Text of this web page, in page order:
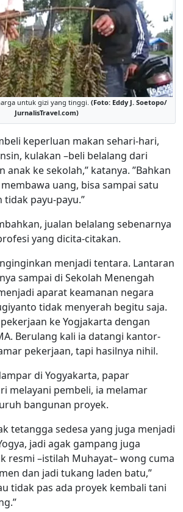
untuk gizi yang tinggi. (Foto: Eddy J. Soetopo/
JurnalisTravel.com)
keperluan makan sehari-hari,
kulakan –beli belalang dari
anak ke sekolah,” katanya. ”Bahkan
uang, bisa sampai satu
payu-payu.”
jualan belalang sebenarnya
yang dicita-citakan.
menjadi tentara. Lantaran
sampai di Sekolah Menengah
aparat keamanan negara
tidak menyerah begitu saja.
ke Yogjakarta dengan
Berulang kali ia datangi kantor-
pekerjaan, tapi hasilnya nihil.
di Yogyakarta, papar
melayani pembeli, ia melamar
bangunan proyek.
tetangga sedesa yang juga menjadi
jadi agak gampang juga
resmi –istilah Muhayat– wong cuma
dan jadi tukang laden batu,”
tidak pas ada proyek kembali tani